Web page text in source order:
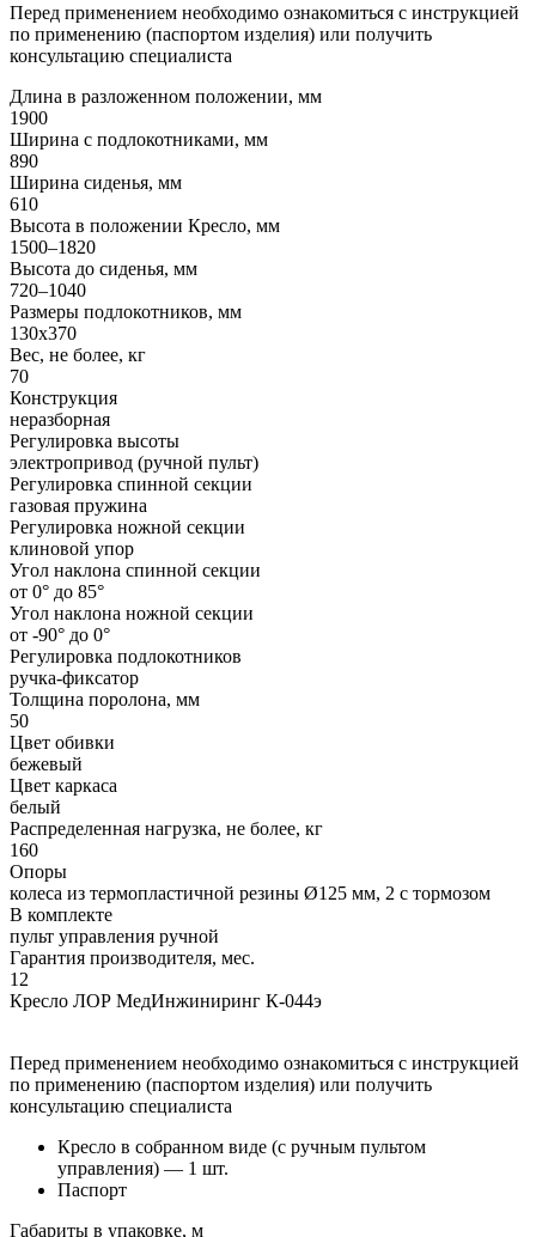
Перед применением необходимо ознакомиться с инструкцией
по применению (паспортом изделия) или получить
консультацию специалиста
Длина в разложенном положении, мм
1900
Ширина с подлокотниками, мм
890
Ширина сиденья, мм
610
Высота в положении Кресло, мм
1500–1820
Высота до сиденья, мм
720–1040
Размеры подлокотников, мм
130х370
Вес, не более, кг
70
Конструкция
неразборная
Регулировка высоты
электропривод (ручной пульт)
Регулировка спинной секции
газовая пружина
Регулировка ножной секции
клиновой упор
Угол наклона спинной секции
от 0° до 85°
Угол наклона ножной секции
от -90° до 0°
Регулировка подлокотников
ручка-фиксатор
Толщина поролона, мм
50
Цвет обивки
бежевый
Цвет каркаса
белый
Распределенная нагрузка, не более, кг
160
Опоры
колеса из термопластичной резины Ø125 мм, 2 с тормозом
В комплекте
пульт управления ручной
Гарантия производителя, мес.
12
Кресло ЛОР МедИнжиниринг К-044э
Перед применением необходимо ознакомиться с инструкцией
по применению (паспортом изделия) или получить
консультацию специалиста
Кресло в собранном виде (с ручным пультом
управления) — 1 шт.
Паспорт
Габариты в упаковке, м